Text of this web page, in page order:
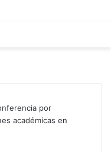
por
académicas en